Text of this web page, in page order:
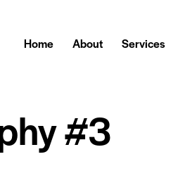
Home About Services
#3